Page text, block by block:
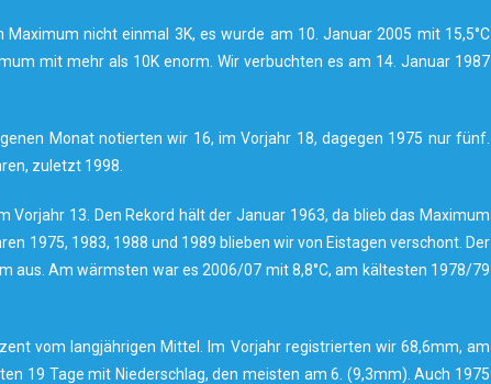
nicht einmal 3K, es wurde am 10. Januar 2005 mit 15,5°C
mit mehr als 10K enorm. Wir verbuchten es am 14. Januar 1987
Monat notierten wir 16, im Vorjahr 18, dagegen 1975 nur fünf.
zuletzt 1998.
Vorjahr 13. Den Rekord hält der Januar 1963, da blieb das Maximum
1975, 1983, 1988 und 1989 blieben wir von Eistagen verschont. Der
aus. Am wärmsten war es 2006/07 mit 8,8°C, am kältesten 1978/79
vom langjährigen Mittel. Im Vorjahr registrierten wir 68,6mm, am
19 Tage mit Niederschlag, den meisten am 6. (9,3mm). Auch 1975